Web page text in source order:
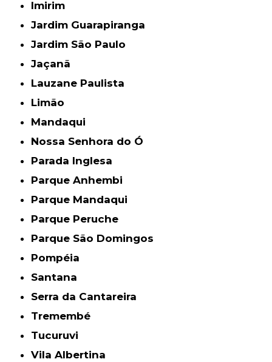
Imirim
Jardim Guarapiranga
Jardim São Paulo
Jaçanã
Lauzane Paulista
Limão
Mandaqui
Nossa Senhora do Ó
Parada Inglesa
Parque Anhembi
Parque Mandaqui
Parque Peruche
Parque São Domingos
Pompéia
Santana
Serra da Cantareira
Tremembé
Tucuruvi
Vila Albertina